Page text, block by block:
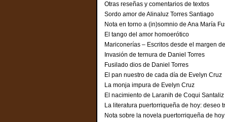
Otras reseñas y comentarios de textos
Sordo amor de Alinaluz Torres
Nota en torno a (in)somnio de Ana María
El tango del amor homoerótico
Mariconerías – Escritos desde el margen
Invasión de ternura
Fusilado dios de Daniel Torres
El pan nuestro de cada día de Evelyn
La monja impura de Evelyn Cruz
El nacimiento de Laranih
La literatura puertorriqueña de hoy:
Nota sobre la novela puertorriqueña de